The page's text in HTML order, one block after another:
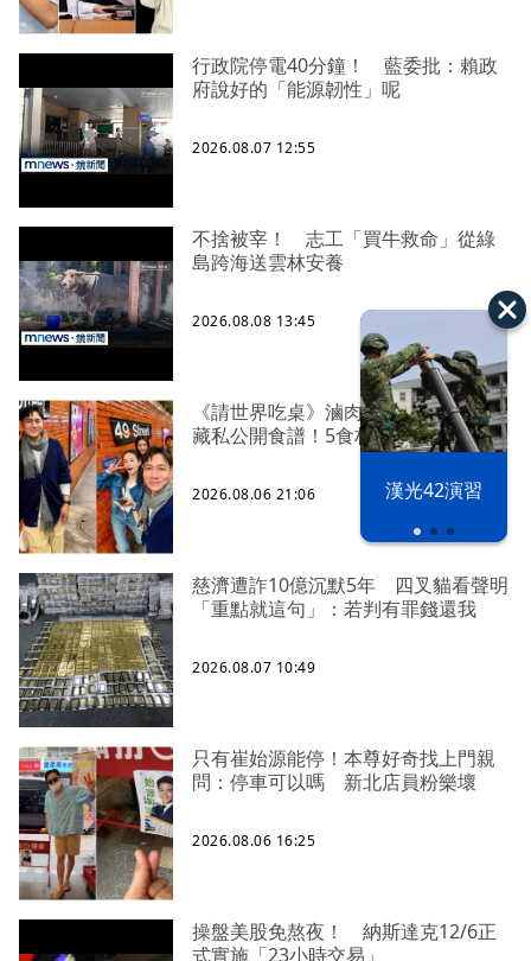
漢光42演習
行政院停電40分鐘！ 藍委批：賴政
府說好的「能源韌性」呢
2026.08.07 12:55
不捨被宰！ 志工「買牛救命」從綠
島跨海送雲林安養
2026.08.08 13:45
《請世界吃桌》滷肉爆紅 陳隨意不
藏私公開食譜！5食材滷出一鍋香
2026.08.06 21:06
慈濟遭詐10億沉默5年 四叉貓看聲明
「重點就這句」：若判有罪錢還我
2026.08.07 10:49
只有崔始源能停！本尊好奇找上門親
問：停車可以嗎 新北店員粉樂壞
2026.08.06 16:25
操盤美股免熬夜！ 納斯達克12/6正
式實施「23小時交易」